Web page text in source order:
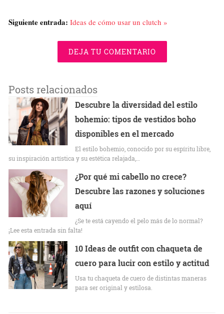
Siguiente entrada: Ideas de cómo usar un clutch »
DEJA TU COMENTARIO
Posts relacionados
Descubre la diversidad del estilo
bohemio: tipos de vestidos boho
disponibles en el mercado
El estilo bohemio, conocido por su espíritu libre,
su inspiración artística y su estética relajada,…
¿Por qué mi cabello no crece?
Descubre las razones y soluciones
aquí
¿Se te está cayendo el pelo más de lo normal?
¡Lee esta entrada sin falta!
10 Ideas de outfit con chaqueta de
cuero para lucir con estilo y actitud
Usa tu chaqueta de cuero de distintas maneras
para ser original y estilosa.